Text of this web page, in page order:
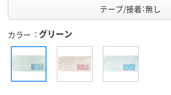
テープ/接着：無し
カラー グリーン